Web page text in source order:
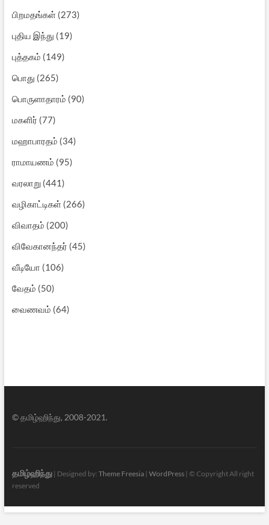
பிறமதங்கள்(273)
புதிய இந்து (19)
புத்தகம் (149)
பொது (265)
பொருளாதாரம் (90)
மகளிர் (77)
மஹாபாரதம் (34)
ராமாயணம் (95)
வரலாறு(441)
வழிகாட்டிகள்(266)
விவாதம் (200)
விவேகானந்தர் (45)
வீடியோ (106)
வேதம் (50)
வைணவம் (64)
© தமிழ்ஹிந்து, 2008-2021.
தமிழ்ஹிந்து| Designed by: Theme Freesia| WordPress| © Copyright All right
reserved